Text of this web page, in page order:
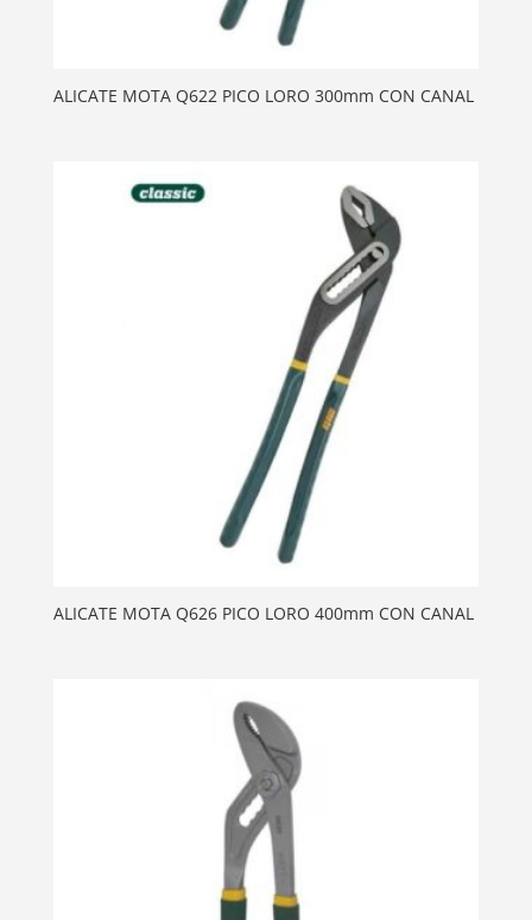
ALICATE MOTA Q622 PICO LORO 300mm CON CANAL
ALICATE MOTA Q626 PICO LORO 400mm CON CANAL